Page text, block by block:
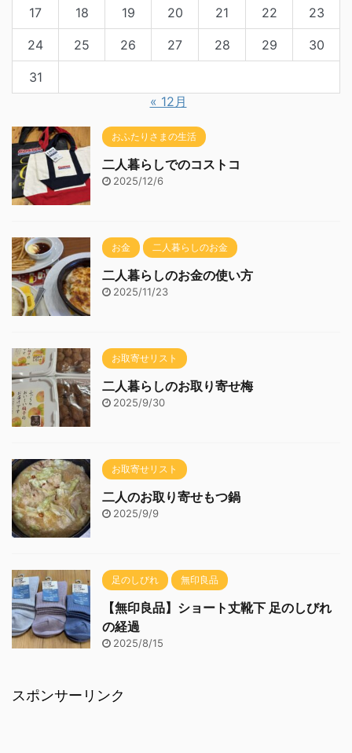
17 18 19 20 21 22 23
24 25 26 27 28 29 30
31
« 12月
おふたりさまの生活
二人暮らしでのコストコ
2025/12/6
お金 二人暮らしのお金
二人暮らしのお金の使い方
2025/11/23
お取寄せリスト
二人暮らしのお取り寄せ梅
2025/9/30
お取寄せリスト
二人のお取り寄せもつ鍋
2025/9/9
足のしびれ 無印良品
【無印良品】ショート丈靴下 足のしびれ
の経過
2025/8/15
スポンサーリンク